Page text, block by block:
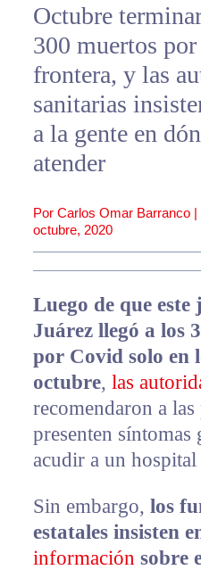
Octubre
300 muertos
frontera, y las
sanitarias
a la gente en
atender
Por Carlos Omar Barranco |
octubre, 2020
Luego de que este
Juárez llegó a los
por Covid solo en
octubre, las
recomendaron a las
presenten síntomas
acudir a un hospital
Sin embargo, los
estatales insisten
información sobre